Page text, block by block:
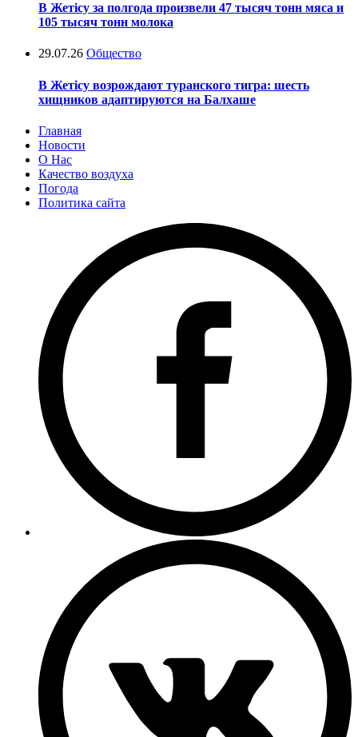
В Жетісу за полгода произвели 47 тысяч тонн мяса и
105 тысяч тонн молока
29.07.26 Общество
В Жетісу возрождают туранского тигра: шесть
хищников адаптируются на Балхаше
Главная
Новости
О Нас
Качество воздуха
Погода
Политика сайта